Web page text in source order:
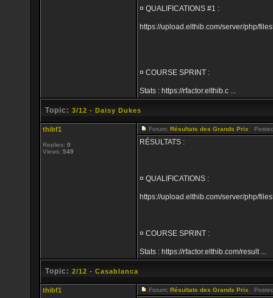
¤ QUALIFICATIONS #1 :
https://upload.elthib.com/server/php/
¤ COURSE SPRINT :
Stats : https://rfactor.elthib.c ...
Topic: 3/12 - Daisy Dukes
thibf1
Replies: 0
Views: 549
Forum: Résultats des Grands Prix
RÉSULTATS :
¤ QUALIFICATIONS :
https://upload.elthib.com/server/php/
¤ COURSE SPRINT :
Stats : https://rfactor.elthib.com/result ...
Topic: 2/12 - Casablanca
thibf1 Forum: Résultats des Grands Prix